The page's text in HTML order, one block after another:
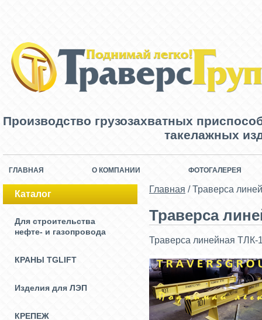
Производство грузозахватных
такелажных
ГЛАВНАЯ О КОМПАНИИ ФОТОГАЛЕРЕЯ
Каталог
Для строительства
нефте- и газопровода
КРАНЫ TGLIFT
Изделия для ЛЭП
КРЕПЕЖ
Главная /Траверса
Траверса
Траверса линейная ТЛК-